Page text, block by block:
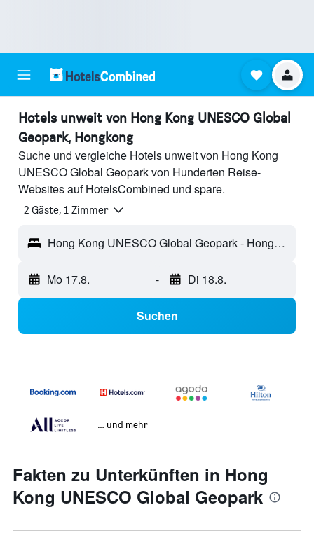
Hotels unweit von Hong Kong UNESCO Global
Geopark, Hongkong
Suche und vergleiche Hotels unweit von Hong Kong
UNESCO Global Geopark von Hunderten Reise-
Websites auf HotelsCombined und spare.
2 Gäste, 1 Zimmer
Hong Kong UNESCO Global Geopark - Hongkong, Hongkong
Mo 17.8. - Di 18.8.
Suchen
… und mehr
Fakten zu Unterkünften in Hong
Kong UNESCO Global Geopark